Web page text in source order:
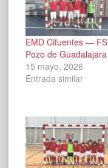
EMD Cifuentes — FS
Pozo de Guadalajara
15 mayo, 2026
Entrada similar